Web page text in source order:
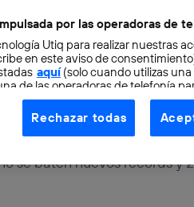
del último mes de
y el aumento de las
datos parecen refrendar
en la Tierra. Esto demuestra
se baten nuevos récords y
por las operadoras de
Utiq para realizar nuestras
en este aviso de
aquí(solo cuando utilizas una
de las operadoras de telefonía
web).
como prioridad
de la cuenta de cliente de
Rechazar todas